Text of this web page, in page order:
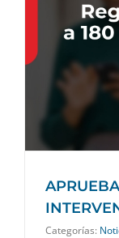
Categorías: